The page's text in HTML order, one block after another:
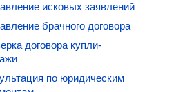
исковых заявлений
брачного договора
договора купли-
по юридическим